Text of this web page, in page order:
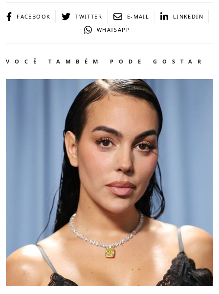
FACEBOOK TWITTER E-MAIL
LINKEDIN
WHATSAPP
VOCÊ TAMBÉM PODE GOSTAR